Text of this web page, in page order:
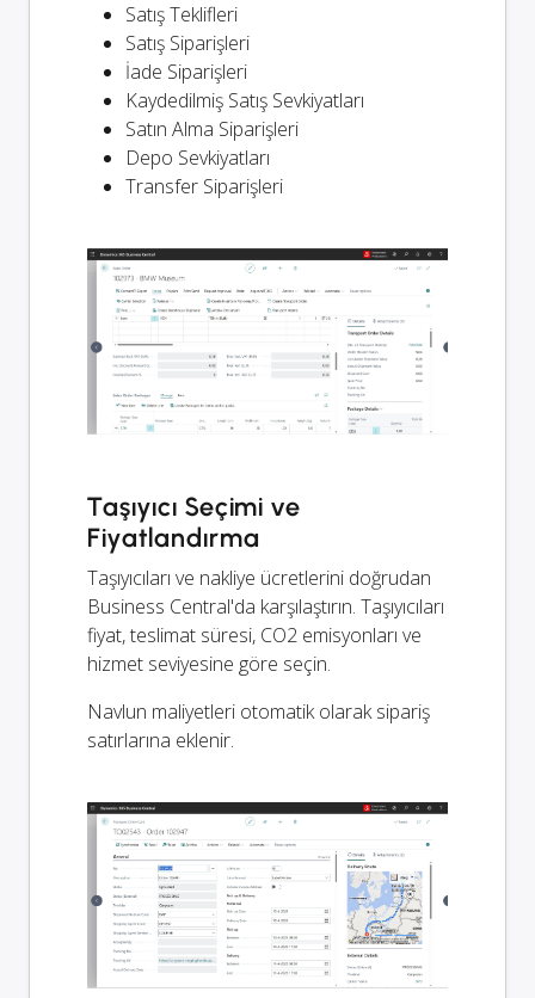
Satış Teklifleri
Satış Siparişleri
İade Siparişleri
Kaydedilmiş Satış Sevkiyatları
Satın Alma Siparişleri
Depo Sevkiyatları
Transfer Siparişleri
Taşıyıcı Seçimi ve
Fiyatlandırma
Taşıyıcıları ve nakliye ücretlerini doğrudan
Business Central'da karşılaştırın. Taşıyıcıları
fiyat, teslimat süresi, CO2 emisyonları ve
hizmet seviyesine göre seçin.
Navlun maliyetleri otomatik olarak sipariş
satırlarına eklenir.